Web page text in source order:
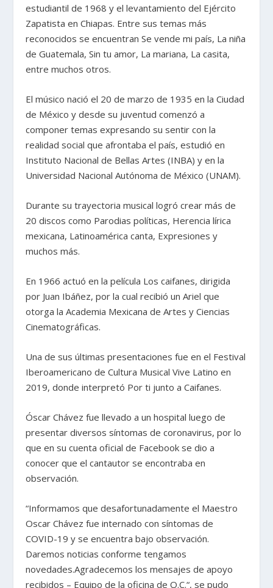
estudiantil de 1968 y el levantamiento del Ejército
Zapatista en Chiapas. Entre sus temas más
reconocidos se encuentran Se vende mi país, La niña
de Guatemala, Sin tu amor, La mariana, La casita,
entre muchos otros.
El músico nació el 20 de marzo de 1935 en la Ciudad
de México y desde su juventud comenzó a
componer temas expresando su sentir con la
realidad social que afrontaba el país, estudió en
Instituto Nacional de Bellas Artes (INBA) y en la
Universidad Nacional Autónoma de México (UNAM).
Durante su trayectoria musical logró crear más de
20 discos como Parodias políticas, Herencia lírica
mexicana, Latinoamérica canta, Expresiones y
muchos más.
En 1966 actuó en la película Los caifanes, dirigida
por Juan Ibáñez, por la cual recibió un Ariel que
otorga la Academia Mexicana de Artes y Ciencias
Cinematográficas.
Una de sus últimas presentaciones fue en el Festival
Iberoamericano de Cultura Musical Vive Latino en
2019, donde interpretó Por ti junto a Caifanes.
Óscar Chávez fue llevado a un hospital luego de
presentar diversos síntomas de coronavirus, por lo
que en su cuenta oficial de Facebook se dio a
conocer que el cantautor se encontraba en
observación.
“Informamos que desafortunadamente el Maestro
Oscar Chávez fue internado con síntomas de
COVID-19 y se encuentra bajo observación.
Daremos noticias conforme tengamos
novedades.Agradecemos los mensajes de apoyo
recibidos – Equipo de la oficina de O.C.“, se pudo